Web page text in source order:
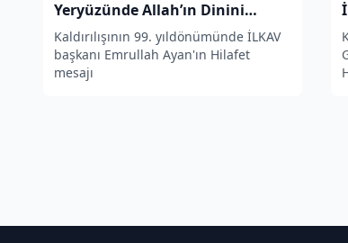
Yeryüzünde Allah’ın Dinini
İkame Edecek
Kaldırılışının 99. yıldönümünde İLKAV
başkanı Emrullah Ayan'ın Hilafet
mesajı